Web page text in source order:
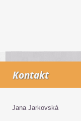
Kontakt
Jana Jarkovská